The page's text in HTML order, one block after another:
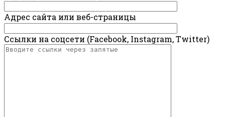
Адрес сайта или веб-страницы
Ссылки на соцсети (Facebook, Instagram, Twitter)